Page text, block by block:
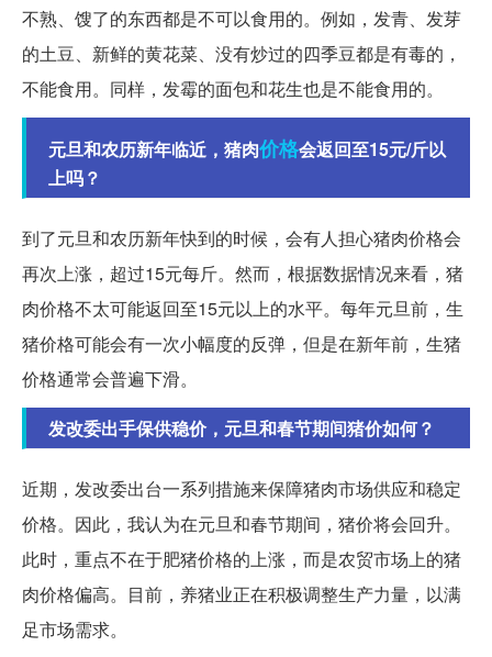
不熟、馊了的东西都是不可以食用的。例如，发青、发芽
的土豆、新鲜的黄花菜、没有炒过的四季豆都是有毒的，
不能食用。同样，发霉的面包和花生也是不能食用的。
元旦和农历新年临近，猪肉价格会返回至15元/斤以
上吗？
到了元旦和农历新年快到的时候，会有人担心猪肉价格会
再次上涨，超过15元每斤。然而，根据数据情况来看，猪
肉价格不太可能返回至15元以上的水平。每年元旦前，生
猪价格可能会有一次小幅度的反弹，但是在新年前，生猪
价格通常会普遍下滑。
发改委出手保供稳价，元旦和春节期间猪价如何？
近期，发改委出台一系列措施来保障猪肉市场供应和稳定
价格。因此，我认为在元旦和春节期间，猪价将会回升。
此时，重点不在于肥猪价格的上涨，而是农贸市场上的猪
肉价格偏高。目前，养猪业正在积极调整生产力量，以满
足市场需求。